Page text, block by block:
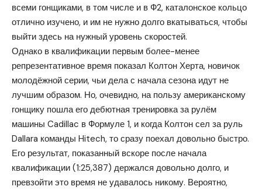
всеми гонщиками, в том числе и в Ф2, каталонское кольцо
отлично изучено, и им не нужно долго вкатываться, чтобы
выйти здесь на нужный уровень скоростей.
Однако в квалификации первым более-менее
репрезентативное время показал Колтон Херта, новичок
молодёжной серии, чьи дела с начала сезона идут не
лучшим образом. Но, очевидно, на пользу американскому
гонщику пошла его дебютная тренировка за рулём
машины Cadillac в Формуле 1, и когда Колтон сел за руль
Dallara команды Hitech, то сразу поехал довольно быстро.
Его результат, показанный вскоре после начала
квалификации (1:25,387) держался довольно долго, и
превзойти это время не удавалось никому. Вероятно,